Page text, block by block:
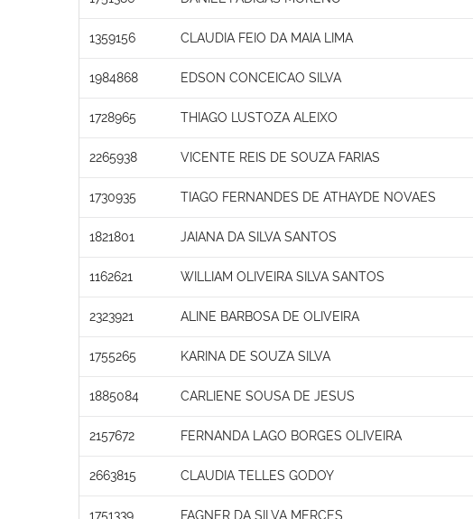
1359156 CLAUDIA FEIO DA MAIA LIMA
1984868 EDSON CONCEICAO SILVA
1728965 THIAGO LUSTOZA ALEIXO
2265938 VICENTE REIS DE SOUZA FARIAS
1730935 TIAGO FERNANDES DE ATHAYDE NOVAES
1821801 JAIANA DA SILVA SANTOS
1162621 WILLIAM OLIVEIRA SILVA SANTOS
2323921 ALINE BARBOSA DE OLIVEIRA
1755265 KARINA DE SOUZA SILVA
1885084 CARLIENE SOUSA DE JESUS
2157672 FERNANDA LAGO BORGES OLIVEIRA
2663815 CLAUDIA TELLES GODOY
1751339 FAGNER DA SILVA MERCES